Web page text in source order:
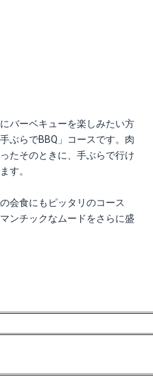
バーベキューを楽しみたい方
ぶらでBBQ」コースです。肉
たそのときに、手ぶらで行け
す。
会食にもピッタリのコース
ンチックなムードをさらに盛